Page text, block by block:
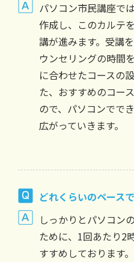
パソコン市民講座で
作成し、このカルテ
講が進みます。受講
ウンセリングの時間
に合わせたコースの
た、おすすめのコー
ので、パソコンでで
広がっていきます。
どれくらいのペース
しっかりとパソコン
ために、1回あたり2
すすめしております